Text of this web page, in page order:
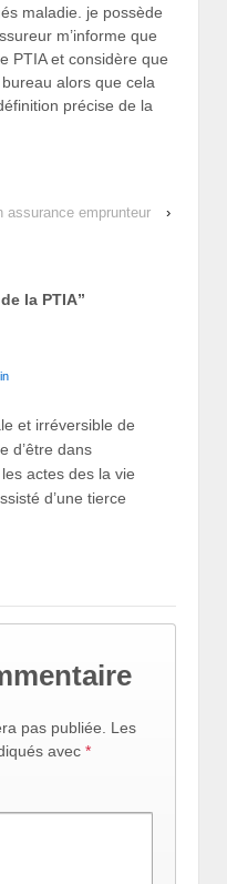
maladie. je possède
m’informe que
PTIA et considère que
alors que cela
précise de la
assurance emprunteur
›
la PTIA”
et irréversible de
d’être dans
les actes des la vie
d’une tierce
pas publiée. Les
avec *